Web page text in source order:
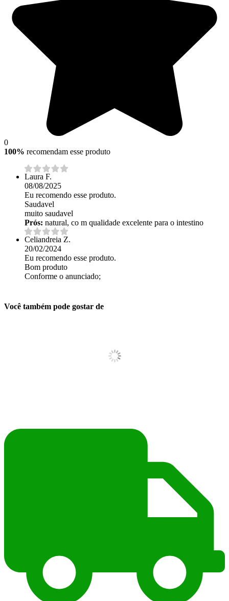
0
100% recomendam esse produto
Laura F.
08/08/2025
Eu recomendo esse produto.
Saudavel
muito saudavel
Prós: natural, co m qualidade excelente para o intestino
Celiandreia Z.
20/02/2024
Eu recomendo esse produto.
Bom produto
Conforme o anunciado;
Você também pode gostar de